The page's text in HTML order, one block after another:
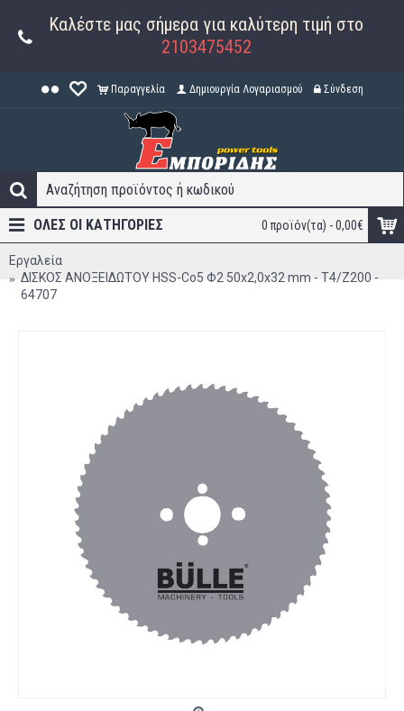
Καλέστε μας σήμερα για καλύτερη τιμή στο
2103475452
Παραγγελία Δημιουργία Λογαριασμού Σύνδεση
0 προϊόν(τα) - 0,00€
ΟΛΕΣ ΟΙ ΚΑΤΗΓΟΡΊΕΣ
Εργαλεία
ΔΙΣΚΟΣ ΑΝΟΞΕΙΔΩΤΟΥ HSS-Co5 Φ2 50x2,0x32 mm - T4/Z200 -
64707